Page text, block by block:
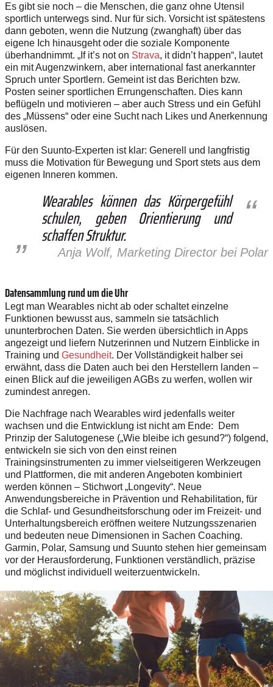
Es gibt sie noch – die Menschen, die ganz ohne Utensil
sportlich unterwegs sind. Nur für sich. Vorsicht ist spätestens
dann geboten, wenn die Nutzung (zwanghaft) über das
eigene Ich hinausgeht oder die soziale Komponente
überhandnimmt. „If it’s not on Strava, it didn’t happen“, lautet
ein mit Augenzwinkern, aber international fast anerkannter
Spruch unter Sportlern. Gemeint ist das Berichten bzw.
Posten seiner sportlichen Errungenschaften. Dies kann
beflügeln und motivieren – aber auch Stress und ein Gefühl
des „Müssens“ oder eine Sucht nach Likes und Anerkennung
auslösen.
Für den Suunto-Experten ist klar: Generell und langfristig
muss die Motivation für Bewegung und Sport stets aus dem
eigenen Inneren kommen.
Wearables können das Körpergefühl
schulen, geben Orientierung und
schaffen Struktur.
Anja Wolf, Marketing Director bei Polar
Datensammlung rund um die Uhr
Legt man Wearables nicht ab oder schaltet einzelne
Funktionen bewusst aus, sammeln sie tatsächlich
ununterbrochen Daten. Sie werden übersichtlich in Apps
angezeigt und liefern Nutzerinnen und Nutzern Einblicke in
Training und Gesundheit. Der Vollständigkeit halber sei
erwähnt, dass die Daten auch bei den Herstellern landen –
einen Blick auf die jeweiligen AGBs zu werfen, wollen wir
zumindest anregen.
Die Nachfrage nach Wearables wird jedenfalls weiter
wachsen und die Entwicklung ist nicht am Ende: Dem
Prinzip der Salutogenese („Wie bleibe ich gesund?“) folgend,
entwickeln sie sich von den einst reinen
Trainingsinstrumenten zu immer vielseitigeren Werkzeugen
und Plattformen, die mit anderen Angeboten kombiniert
werden können – Stichwort „Longevity“. Neue
Anwendungsbereiche in Prävention und Rehabilitation, für
die Schlaf- und Gesundheitsforschung oder im Freizeit- und
Unterhaltungsbereich eröffnen weitere Nutzungsszenarien
und bedeuten neue Dimensionen in Sachen Coaching.
Garmin, Polar, Samsung und Suunto stehen hier gemeinsam
vor der Herausforderung, Funktionen verständlich, präzise
und möglichst individuell weiterzuentwickeln.